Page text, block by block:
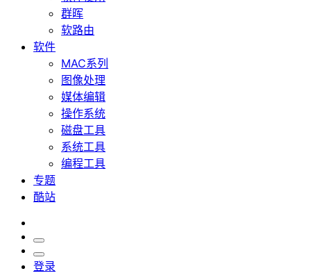
群晖
软路由
软件
MAC系列
图像处理
媒体编辑
操作系统
磁盘工具
系统工具
编程工具
专题
酷站
登录